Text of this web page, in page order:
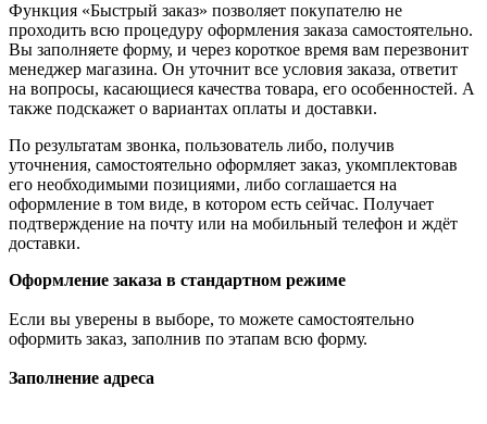
Функция «Быстрый заказ» позволяет покупателю не
проходить всю процедуру оформления заказа самостоятельно.
Вы заполняете форму, и через короткое время вам перезвонит
менеджер магазина. Он уточнит все условия заказа, ответит
на вопросы, касающиеся качества товара, его особенностей. А
также подскажет о вариантах оплаты и доставки.
По результатам звонка, пользователь либо, получив
уточнения, самостоятельно оформляет заказ, укомплектовав
его необходимыми позициями, либо соглашается на
оформление в том виде, в котором есть сейчас. Получает
подтверждение на почту или на мобильный телефон и ждёт
доставки.
Оформление заказа в стандартном режиме
Если вы уверены в выборе, то можете самостоятельно
оформить заказ, заполнив по этапам всю форму.
Заполнение адреса